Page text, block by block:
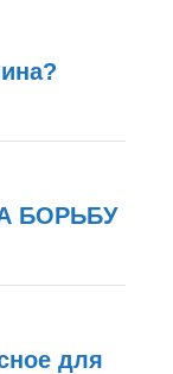
БОРЬБУ
для